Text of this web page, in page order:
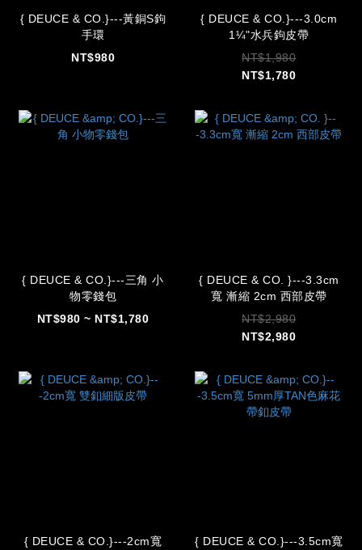
{ DEUCE & CO.}---黃銅S鉤
手環
NT$980
{ DEUCE & CO.}---3.0cm
1¼"水兵鉤皮帶
NT$1,980
NT$1,780
{ DEUCE & CO.}---三角 小
物零錢包
NT$980 ~ NT$1,780
{ DEUCE & CO. }---3.3cm
寬 漸縮 2cm 西部皮帶
NT$2,980
NT$2,980
{ DEUCE & CO.}---2cm寬
{ DEUCE & CO.}---3.5cm寬